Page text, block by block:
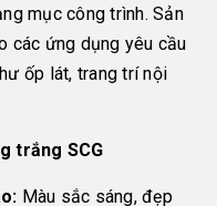
mục công trình. Sản
các ứng dụng yêu cầu
ốp lát, trang trí nội
trắng SCG
Màu sắc sáng, đẹp